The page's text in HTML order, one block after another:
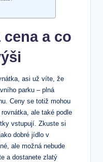
a co
asi už víte, že
parku – plná
Ceny se totiž mohou
ale také podle
vstupují. Zkuste si
dobré jídlo v
ale možná nebude
a dostanete zlatý